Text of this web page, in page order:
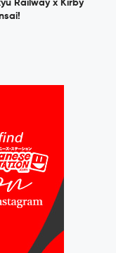
Railway x Kirby